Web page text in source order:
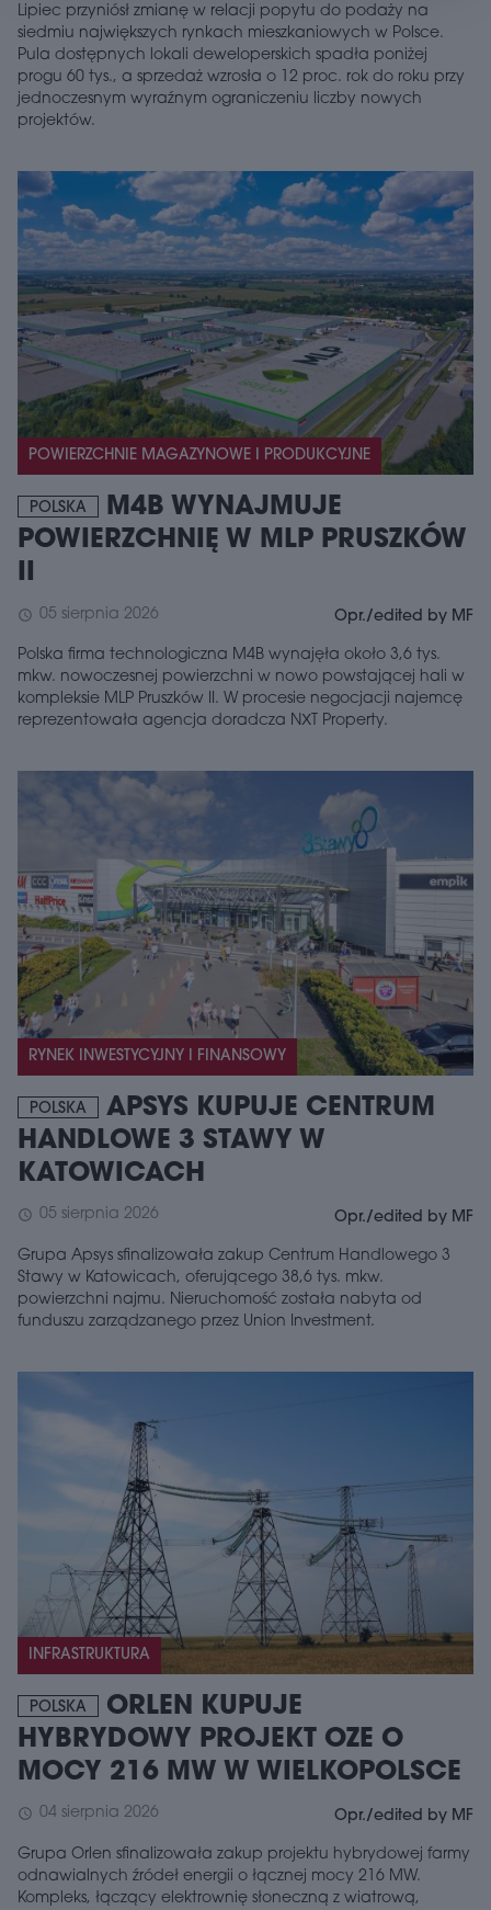
Lipiec przyniósł zmianę w relacji popytu do podaży na
siedmiu największych rynkach mieszkaniowych w Polsce.
Pula dostępnych lokali deweloperskich spadła poniżej
progu 60 tys., a sprzedaż wzrosła o 12 proc. rok do roku przy
jednoczesnym wyraźnym ograniczeniu liczby nowych
projektów.
POWIERZCHNIE MAGAZYNOWE I PRODUKCYJNE
POLSKA
M4B WYNAJMUJE
POWIERZCHNIĘ W MLP PRUSZKÓW
II
schedule 05 sierpnia 2026 Opr./edited by MF
Polska firma technologiczna M4B wynajęła około 3,6 tys.
mkw. nowoczesnej powierzchni w nowo powstającej hali w
kompleksie MLP Pruszków II. W procesie negocjacji najemcę
reprezentowała agencja doradcza NXT Property.
RYNEK INWESTYCYJNY I FINANSOWY
POLSKA
APSYS KUPUJE CENTRUM
HANDLOWE 3 STAWY W
KATOWICACH
schedule 05 sierpnia 2026 Opr./edited by MF
Grupa Apsys sfinalizowała zakup Centrum Handlowego 3
Stawy w Katowicach, oferującego 38,6 tys. mkw.
powierzchni najmu. Nieruchomość została nabyta od
funduszu zarządzanego przez Union Investment.
INFRASTRUKTURA
POLSKA
ORLEN KUPUJE
HYBRYDOWY PROJEKT OZE O
MOCY 216 MW W WIELKOPOLSCE
schedule 04 sierpnia 2026 Opr./edited by MF
Grupa Orlen sfinalizowała zakup projektu hybrydowej farmy
odnawialnych źródeł energii o łącznej mocy 216 MW.
Kompleks, łączący elektrownię słoneczną z wiatrową,